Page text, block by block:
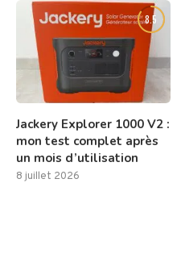
8.5
Jackery Explorer 1000 V2 :
mon test complet après
un mois d’utilisation
8 juillet 2026